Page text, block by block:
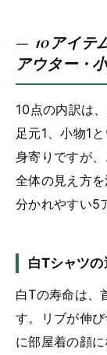
10アイテ
アウター・
10点の内訳は
足元1、小物1
身寄りですが
全体の見え方
分かれやすい5
白Tシャツの
白Tの寿命は、
す。リブが伸
に部屋着の顔